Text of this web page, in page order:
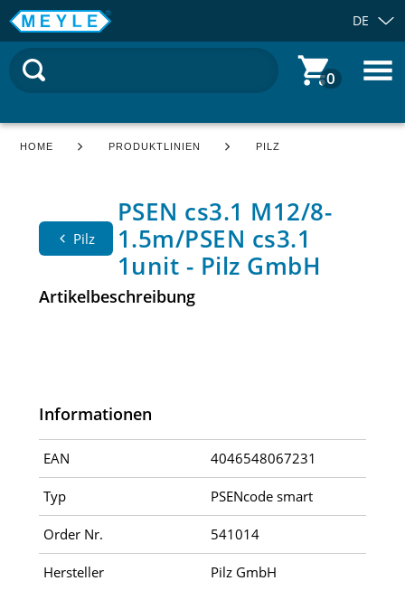
DE
0
HOME PRODUKTLINIEN PILZ
Pilz
PSEN cs3.1 M12/8-
1.5m/PSEN cs3.1
1unit - Pilz GmbH
Artikelbeschreibung
Informationen
EAN 4046548067231
Typ PSENcode smart
Order Nr. 541014
Hersteller Pilz GmbH